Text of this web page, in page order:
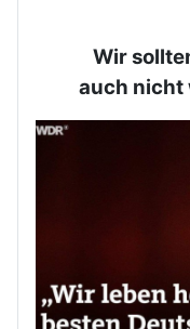
Wir
auch nicht